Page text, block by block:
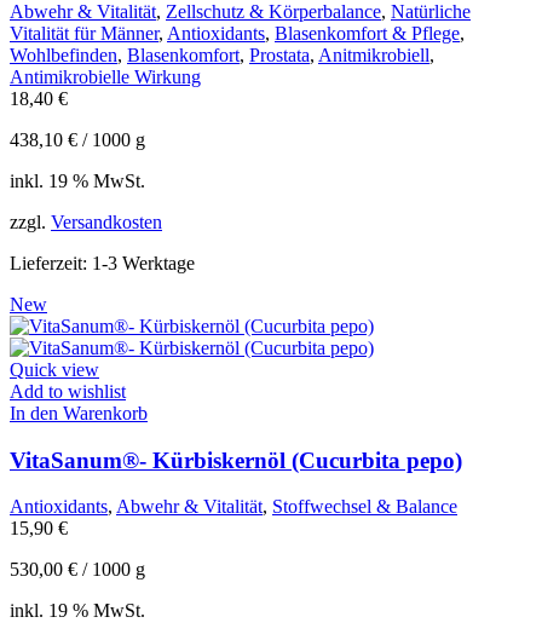
Abwehr & Vitalität, Zellschutz & Körperbalance, Natürliche
Vitalität für Männer, Antioxidants, Blasenkomfort & Pflege,
Wohlbefinden, Blasenkomfort, Prostata, Anitmikrobiell,
Antimikrobielle Wirkung
18,40 €
438,10 € / 1000 g
inkl. 19 % MwSt.
zzgl. Versandkosten
Lieferzeit: 1-3 Werktage
New
Quick view
Add to wishlist
In den Warenkorb
VitaSanum®- Kürbiskernöl (Cucurbita pepo)
Antioxidants, Abwehr & Vitalität, Stoffwechsel & Balance
15,90 €
530,00 € / 1000 g
inkl. 19 % MwSt.